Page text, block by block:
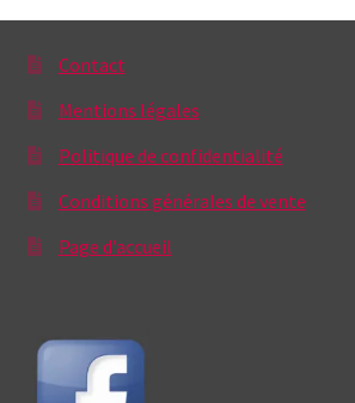
Contact
Mentions légales
Politique de confidentialité
Conditions générales de vente
Page d’accueil